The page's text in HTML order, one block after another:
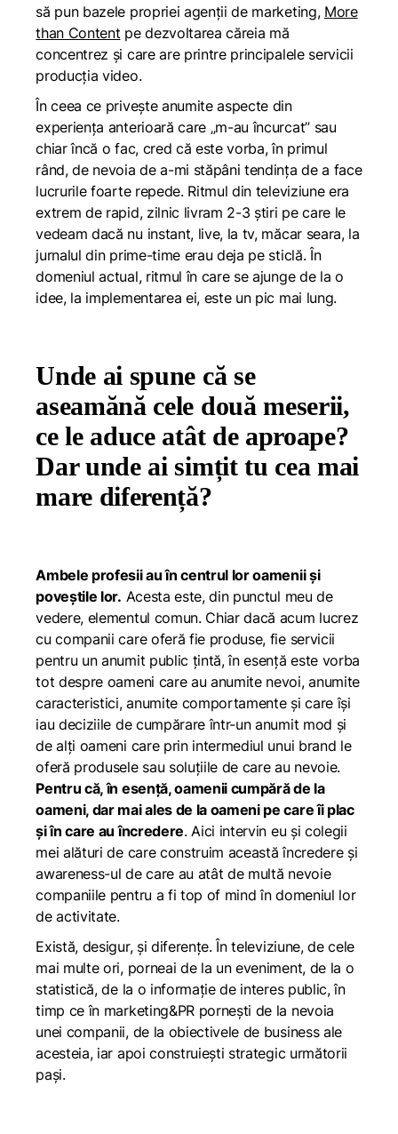
să pun bazele propriei agenții de marketing, More
than Content pe dezvoltarea căreia mă
concentrez și care are printre principalele servicii
producția video.
În ceea ce privește anumite aspecte din
experiența anterioară care „m-au încurcat” sau
chiar încă o fac, cred că este vorba, în primul
rând, de nevoia de a-mi stăpâni tendința de a face
lucrurile foarte repede. Ritmul din televiziune era
extrem de rapid, zilnic livram 2-3 știri pe care le
vedeam dacă nu instant, live, la tv, măcar seara, la
jurnalul din prime-time erau deja pe sticlă. În
domeniul actual, ritmul în care se ajunge de la o
idee, la implementarea ei, este un pic mai lung.
Unde ai spune că se
aseamănă cele două meserii,
ce le aduce atât de aproape?
Dar unde ai simțit tu cea mai
mare diferență?
Ambele profesii au în centrul lor oamenii și
poveștile lor. Acesta este, din punctul meu de
vedere, elementul comun. Chiar dacă acum lucrez
cu companii care oferă fie produse, fie servicii
pentru un anumit public țintă, în esență este vorba
tot despre oameni care au anumite nevoi, anumite
caracteristici, anumite comportamente și care își
iau deciziile de cumpărare într-un anumit mod și
de alți oameni care prin intermediul unui brand le
oferă produsele sau soluțiile de care au nevoie.
Pentru că, în esență, oamenii cumpără de la
oameni, dar mai ales de la oameni pe care îi plac
și în care au încredere. Aici intervin eu și colegii
mei alături de care construim această încredere și
awareness-ul de care au atât de multă nevoie
companiile pentru a fi top of mind în domeniul lor
de activitate.
Există, desigur, și diferențe. În televiziune, de cele
mai multe ori, porneai de la un eveniment, de la o
statistică, de la o informație de interes public, în
timp ce în marketing&PR pornești de la nevoia
unei companii, de la obiectivele de business ale
acesteia, iar apoi construiești strategic următorii
pași.